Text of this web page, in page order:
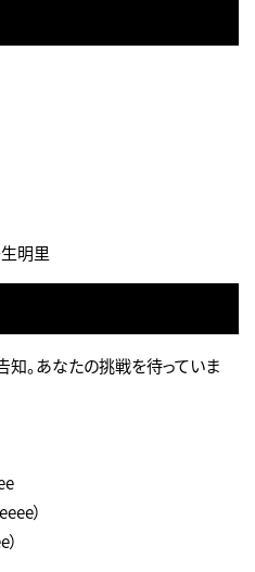
生明里
。あなたの挑戦を待っていま
）